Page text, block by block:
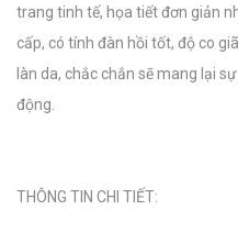
trang tinh tế, họa tiết đơn giản
cấp, có tính đàn hồi tốt, độ co
làn da, chắc chắn sẽ mang lại
động.
THÔNG TIN CHI TIẾT: